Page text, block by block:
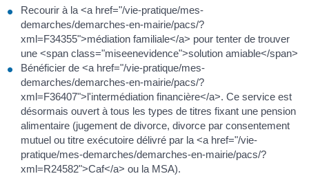
Recourir à la <a href="/vie-pratique/mes-
demarches/demarches-en-mairie/pacs/?
xml=F34355">médiation familiale</a> pour tenter de trouver
une <span class="miseenevidence">solution amiable</span>
Bénéficier de <a href="/vie-pratique/mes-
demarches/demarches-en-mairie/pacs/?
xml=F36407">l'intermédiation financière</a>. Ce service est
désormais ouvert à tous les types de titres fixant une pension
alimentaire (jugement de divorce, divorce par consentement
mutuel ou titre exécutoire délivré par la <a href="/vie-
pratique/mes-demarches/demarches-en-mairie/pacs/?
xml=R24582">Caf</a> ou la MSA).